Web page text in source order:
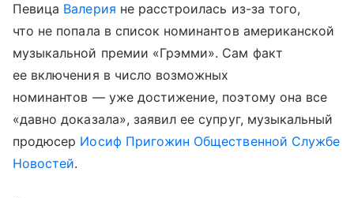
Певица Валерия не расстроилась из-за того,
что не попала в список номинантов американской
музыкальной премии «Грэмми». Сам факт
ее включения в число возможных
номинантов — уже достижение, поэтому она все
«давно доказала», заявил ее супруг, музыкальный
продюсер Иосиф Пригожин Общественной Службе
Новостей.